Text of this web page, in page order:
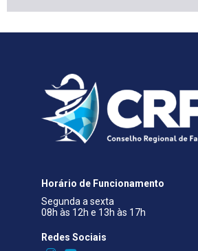
Horário de Funcionamento
Segunda a sexta
08h às 12h e 13h às 17h
Redes Sociais​